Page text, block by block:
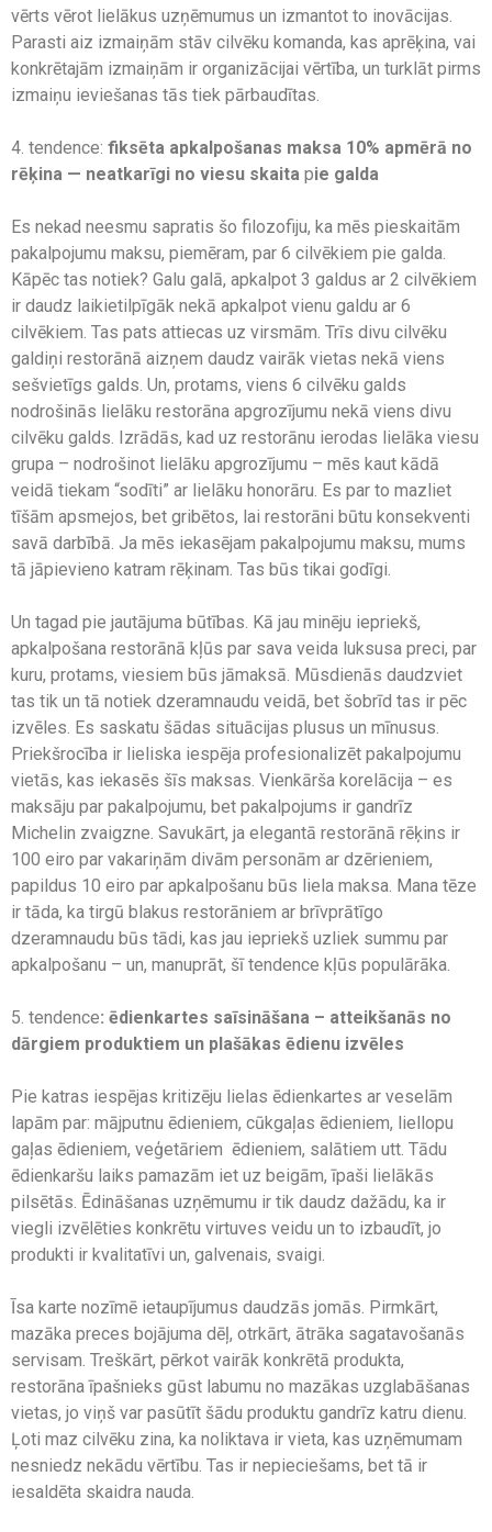
vērts vērot lielākus uzņēmumus un izmantot to inovācijas.
Parasti aiz izmaiņām stāv cilvēku komanda, kas aprēķina, vai
konkrētajām izmaiņām ir organizācijai vērtība, un turklāt pirms
izmaiņu ieviešanas tās tiek pārbaudītas.
4. tendence: fiksēta apkalpošanas maksa 10% apmērā no
rēķina — neatkarīgi no viesu skaita pie galda
Es nekad neesmu sapratis šo filozofiju, ka mēs pieskaitām
pakalpojumu maksu, piemēram, par 6 cilvēkiem pie galda.
Kāpēc tas notiek? Galu galā, apkalpot 3 galdus ar 2 cilvēkiem
ir daudz laikietilpīgāk nekā apkalpot vienu galdu ar 6
cilvēkiem. Tas pats attiecas uz virsmām. Trīs divu cilvēku
galdiņi restorānā aizņem daudz vairāk vietas nekā viens
sešvietīgs galds. Un, protams, viens 6 cilvēku galds
nodrošinās lielāku restorāna apgrozījumu nekā viens divu
cilvēku galds. Izrādās, kad uz restorānu ierodas lielāka viesu
grupa – nodrošinot lielāku apgrozījumu – mēs kaut kādā
veidā tiekam “sodīti” ar lielāku honorāru. Es par to mazliet
tīšām apsmejos, bet gribētos, lai restorāni būtu konsekventi
savā darbībā. Ja mēs iekasējam pakalpojumu maksu, mums
tā jāpievieno katram rēķinam. Tas būs tikai godīgi.
Un tagad pie jautājuma būtības. Kā jau minēju iepriekš,
apkalpošana restorānā kļūs par sava veida luksusa preci, par
kuru, protams, viesiem būs jāmaksā. Mūsdienās daudzviet
tas tik un tā notiek dzeramnaudu veidā, bet šobrīd tas ir pēc
izvēles. Es saskatu šādas situācijas plusus un mīnusus.
Priekšrocība ir lieliska iespēja profesionalizēt pakalpojumu
vietās, kas iekasēs šīs maksas. Vienkārša korelācija – es
maksāju par pakalpojumu, bet pakalpojums ir gandrīz
Michelin zvaigzne. Savukārt, ja elegantā restorānā rēķins ir
100 eiro par vakariņām divām personām ar dzērieniem,
papildus 10 eiro par apkalpošanu būs liela maksa. Mana tēze
ir tāda, ka tirgū blakus restorāniem ar brīvprātīgo
dzeramnaudu būs tādi, kas jau iepriekš uzliek summu par
apkalpošanu – un, manuprāt, šī tendence kļūs populārāka.
5. tendence: ēdienkartes saīsināšana – atteikšanās no
dārgiem produktiem un plašākas ēdienu izvēles
Pie katras iespējas kritizēju lielas ēdienkartes ar veselām
lapām par: mājputnu ēdieniem, cūkgaļas ēdieniem, liellopu
gaļas ēdieniem, veģetāriem ēdieniem, salātiem utt. Tādu
ēdienkaršu laiks pamazām iet uz beigām, īpaši lielākās
pilsētās. Ēdināšanas uzņēmumu ir tik daudz dažādu, ka ir
viegli izvēlēties konkrētu virtuves veidu un to izbaudīt, jo
produkti ir kvalitatīvi un, galvenais, svaigi.
Īsa karte nozīmē ietaupījumus daudzās jomās. Pirmkārt,
mazāka preces bojājuma dēļ, otrkārt, ātrāka sagatavošanās
servisam. Treškārt, pērkot vairāk konkrētā produkta,
restorāna īpašnieks gūst labumu no mazākas uzglabāšanas
vietas, jo viņš var pasūtīt šādu produktu gandrīz katru dienu.
Ļoti maz cilvēku zina, ka noliktava ir vieta, kas uzņēmumam
nesniedz nekādu vērtību. Tas ir nepieciešams, bet tā ir
iesaldēta skaidra nauda.